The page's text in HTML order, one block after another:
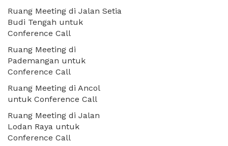
Ruang Meeting di Jalan Setia
Budi Tengah untuk
Conference Call
Ruang Meeting di
Pademangan untuk
Conference Call
Ruang Meeting di Ancol
untuk Conference Call
Ruang Meeting di Jalan
Lodan Raya untuk
Conference Call